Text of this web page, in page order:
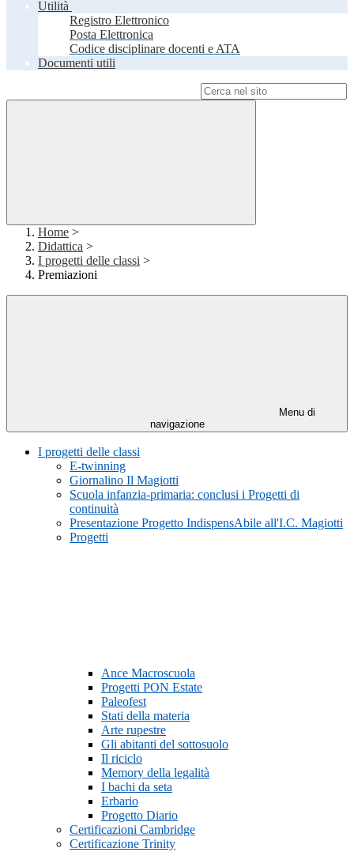
Utilità
Registro Elettronico
Posta Elettronica
Codice disciplinare docenti e ATA
Documenti utili
Home >
Didattica >
I progetti delle classi >
Premiazioni
Menu di
navigazione
I progetti delle classi
E-twinning
Giornalino Il Magiotti
Scuola infanzia-primaria: conclusi i Progetti di
continuità
Presentazione Progetto IndispensAbile all'I.C. Magiotti
Progetti
Ance Macroscuola
Progetti PON Estate
Paleofest
Stati della materia
Arte rupestre
Gli abitanti del sottosuolo
Il riciclo
Memory della legalità
I bachi da seta
Erbario
Progetto Diario
Certificazioni Cambridge
Certificazione Trinity